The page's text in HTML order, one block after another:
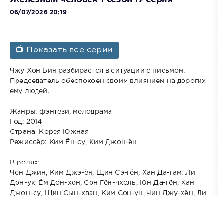
06/07/2026 20:19
📺 Показать все серии
Чжу Хон Бин разбирается в ситуации с письмом.
Председатель обеспокоен своим влиянием на дорогих
ему людей.
Жанры: фэнтези, мелодрама
Год: 2014
Страна: Корея Южная
Режиссёр: Ким Ён-су, Ким Джон-ён
В ролях:
Чон Джин, Ким Джэ-ён, Щин Сэ-гён, Хан Да-гам, Ли
Дон-ук, Ём Дон-хон, Сон Гён-чхоль, Юн Да-гён, Хан
Джон-су, Щин Сын-хван, Ким Сон-ун, Чин Джу-хён, Ли